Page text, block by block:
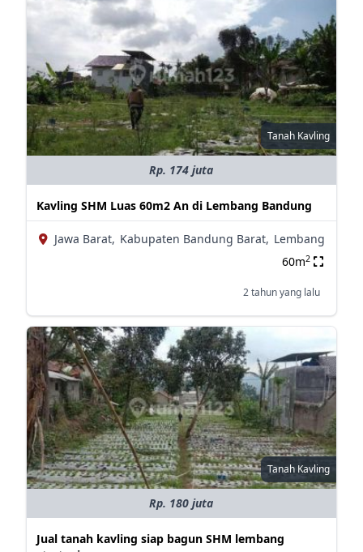
Tanah Kavling
Rp. 174 juta
Kavling SHM Luas 60m2 An di Lembang Bandung
Jawa Barat, Kabupaten Bandung Barat, Lembang
60m2
2 tahun yang lalu
Tanah Kavling
Rp. 180 juta
Jual tanah kavling siap bagun SHM lembang